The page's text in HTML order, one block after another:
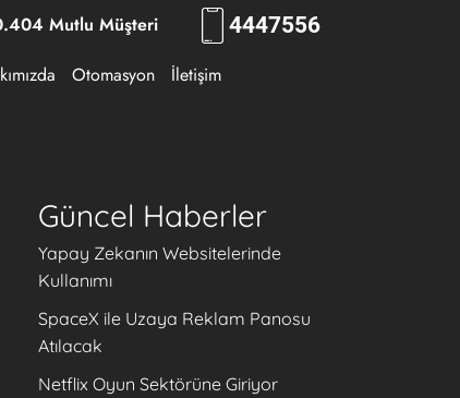
Mutlu Müşteri 444RKLM
Otomasyon İletişim
Güncel Haberler
Yapay Zekanın Websitelerinde
Kullanımı
SpaceX ile Uzaya Reklam Panosu
Atılacak
Netflix Oyun Sektörüne Giriyor